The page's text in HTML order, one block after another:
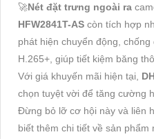
🚀Nét đặt trưng ngoài ra
HFW2841T-AS còn tích hợp
phát hiện chuyển động,
H.265+, giúp tiết kiệm băng
Với giá khuyến mãi hiện tại,
chọn tuyệt vời để tăng cường
Đừng bỏ lỡ cơ hội này và liên
biết thêm chi tiết về sản phẩm